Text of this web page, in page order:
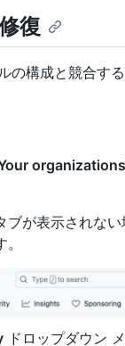
復
の構成と競合す
ブが表示されない
ドロップダウン